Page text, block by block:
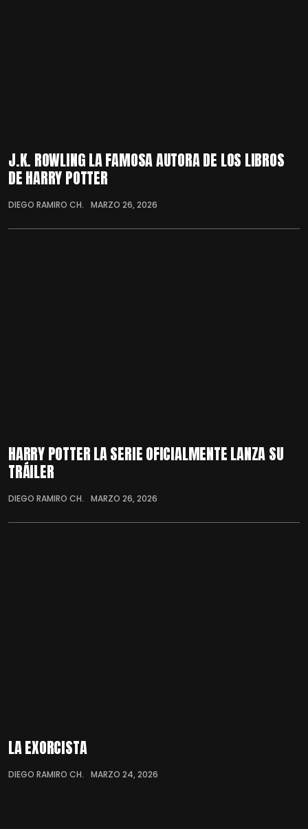
J.K. ROWLING LA FAMOSA AUTORA DE LOS LIBROS
DE HARRY POTTER
DIEGO RAMIRO CH. MARZO 26, 2026
HARRY POTTER LA SERIE OFICIALMENTE LANZA SU
TRÁILER
DIEGO RAMIRO CH. MARZO 26, 2026
LA EXORCISTA
DIEGO RAMIRO CH. MARZO 24, 2026